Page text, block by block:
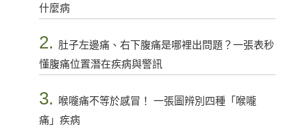
什麼病
2. 肚子左邊痛、右下腹痛是哪裡出問題？一張表秒
懂腹痛位置潛在疾病與警訊
3.
喉嚨痛不等於感冒！ 一張圖辨別四種「喉嚨
痛」疾病